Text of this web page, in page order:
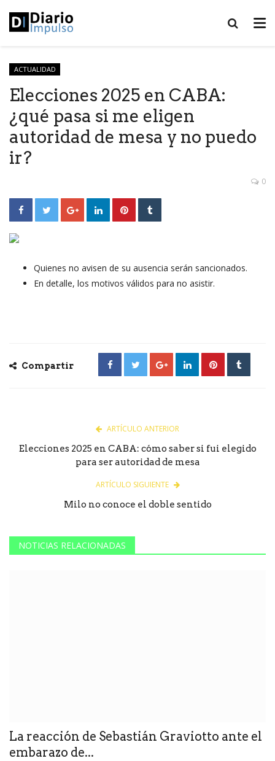
ACTUALIDAD
Elecciones 2025 en CABA:
¿qué pasa si me eligen
autoridad de mesa y no puedo
ir?
0
Quienes no avisen de su ausencia serán sancionados.
En detalle, los motivos válidos para no asistir.
Compartir
ARTÍCULO ANTERIOR
Elecciones 2025 en CABA: cómo saber si fui elegido
para ser autoridad de mesa
ARTÍCULO SIGUIENTE
Milo no conoce el doble sentido
NOTICIAS RELACIONADAS
La reacción de Sebastián Graviotto ante el
embarazo de...